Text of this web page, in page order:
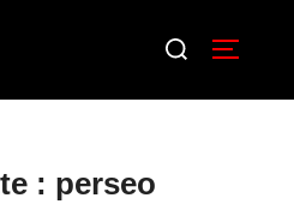
: perseo